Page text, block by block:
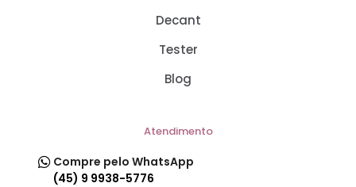
Decant
Tester
Blog
Atendimento
Compre pelo WhatsApp
(45) 9 9938-5776